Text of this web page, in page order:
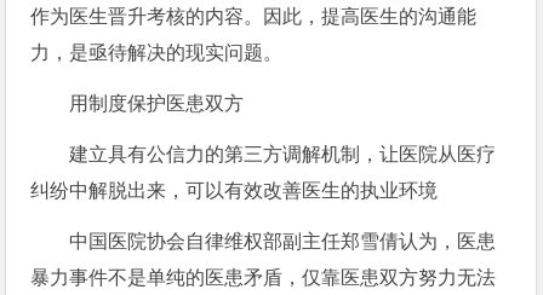
作为医生晋升考核的内容。因此，提高医生的沟通能
力，是亟待解决的现实问题。
用制度保护医患双方
建立具有公信力的第三方调解机制，让医院从医疗
纠纷中解脱出来，可以有效改善医生的执业环境
中国医院协会自律维权部副主任郑雪倩认为，医患
暴力事件不是单纯的医患矛盾，仅靠医患双方努力无法